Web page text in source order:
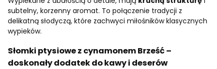
subtelny, korzenny aromat. To połączenie tradycji z
delikatną słodyczą, które zachwyci miłośników klasycznych
wypieków.
Słomki ptysiowe z cynamonem Brześć–
doskonały dodatek do kawy i deserów